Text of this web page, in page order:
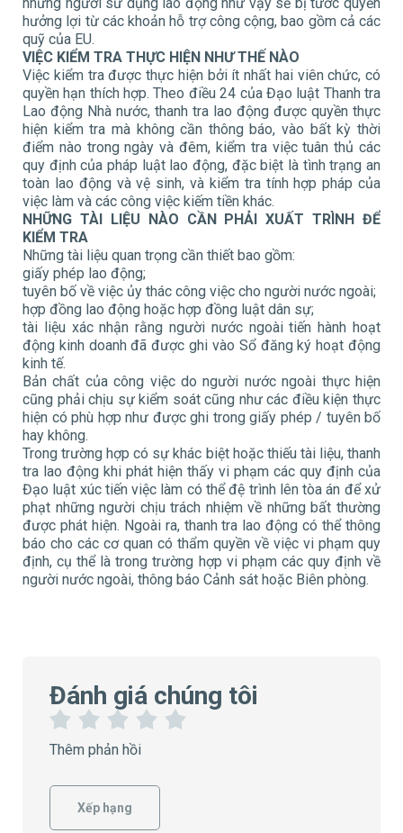
hưởng lợi từ các khoản hỗ trợ công cộng, bao gồm cả các
quỹ của EU.
VIỆC KIỂM TRA THỰC HIỆN NHƯ THẾ NÀO
Việc kiểm tra được thực hiện bởi ít nhất hai viên chức, có
quyền hạn thích hợp. Theo điều 24 của Đạo luật Thanh tra
Lao động Nhà nước, thanh tra lao động được quyền thực
hiện kiểm tra mà không cần thông báo, vào bất kỳ thời
điểm nào trong ngày và đêm, kiểm tra việc tuân thủ các
quy định của pháp luật lao động, đặc biệt là tình trạng an
toàn lao động và vệ sinh, và kiểm tra tính hợp pháp của
việc làm và các công việc kiếm tiền khác.
NHỮNG TÀI LIỆU NÀO CẦN PHẢI XUẤT TRÌNH ĐỂ
KIỂM TRA
Những tài liệu quan trọng cần thiết bao gồm:
giấy phép lao động;
tuyên bố về việc ủy thác công việc cho người nước ngoài;
hợp đồng lao động hoặc hợp đồng luật dân sự;
tài liệu xác nhận rằng người nước ngoài tiến hành hoạt
động kinh doanh đã được ghi vào Sổ đăng ký hoạt động
kinh tế.
Bản chất của công việc do người nước ngoài thực hiện
cũng phải chịu sự kiểm soát cũng như các điều kiện thực
hiện có phù hợp như được ghi trong giấy phép / tuyên bố
hay không.
Trong trường hợp có sự khác biệt hoặc thiếu tài liệu, thanh
tra lao động khi phát hiện thấy vi phạm các quy định của
Đạo luật xúc tiến việc làm có thể đệ trình lên tòa án để xử
phạt những người chịu trách nhiệm về những bất thường
được phát hiện. Ngoài ra, thanh tra lao động có thể thông
báo cho các cơ quan có thẩm quyền về việc vi phạm quy
định, cụ thể là trong trường hợp vi phạm các quy định về
người nước ngoài, thông báo Cảnh sát hoặc Biên phòng.
Đánh giá chúng tôi
S
o
S
o
S
o
Thêm phản hồi
Xếp hạng